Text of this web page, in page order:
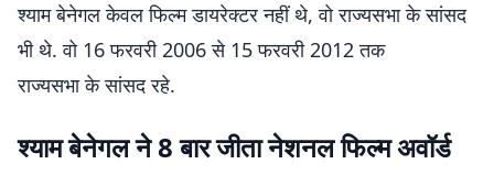
श्याम बेनेगल केवल फिल्म डायरेक्टर नहीं थे, वो राज्यसभा के सांसद
भी थे. वो 16 फरवरी 2006 से 15 फरवरी 2012 तक
राज्यसभा के सांसद रहे.
श्याम बेनेगल ने 8 बार जीता नेशनल फिल्म अवॉर्ड